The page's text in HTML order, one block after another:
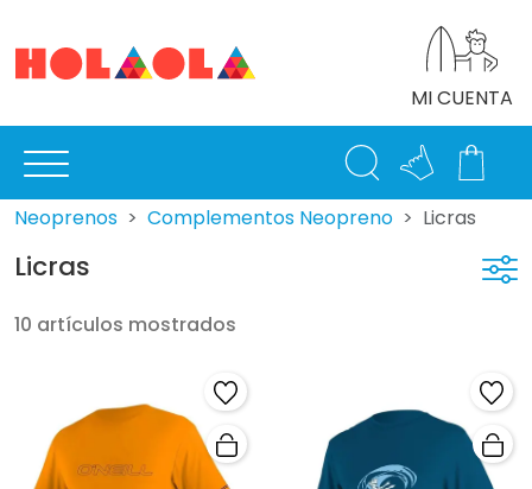
MI CUENTA
Neoprenos Complementos Neopreno Licras
Licras
10 artículos mostrados